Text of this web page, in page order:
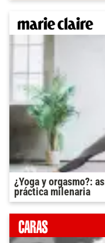
¿Yoga y orgasmo?:
práctica milenaria